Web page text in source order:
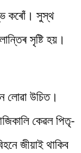
কৰোঁ। সুস্থ
সৃষ্টি হয়।
লোৱা উচিত।
কেৱল পিতৃ-
জীয়াই থাকিব